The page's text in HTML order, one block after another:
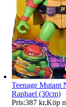
Teenage Mutant
Raphael (30cm)
Pris:387 kr,Köp